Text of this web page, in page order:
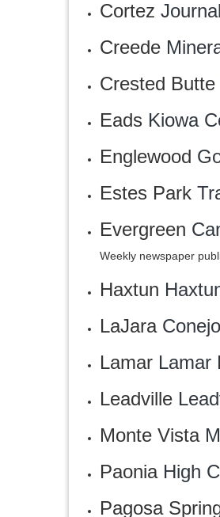
Cortez Journal
Creede
Crested Butte
Eads Kiowa
Englewood
Estes Park
Evergreen
Weekly newspaper
Haxtun
LaJara
Lamar Lamar
Leadville
Monte Vista
Paonia High
Pagosa